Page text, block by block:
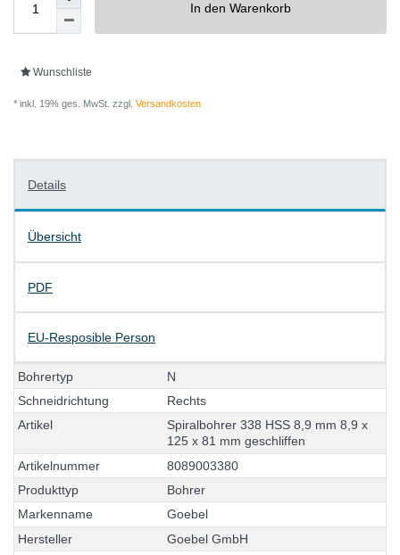
In den Warenkorb
Wunschliste
* inkl. 19% ges. MwSt. zzgl. Versandkosten
Details
Übersicht
PDF
EU-Resposible Person
Bohrertyp
N
Schneidrichtung Rechts
Artikel Spiralbohrer 338 HSS 8,9 mm 8,9 x
125 x 81 mm geschliffen
Artikelnummer 8089003380
Produkttyp Bohrer
Markenname Goebel
Hersteller Goebel GmbH